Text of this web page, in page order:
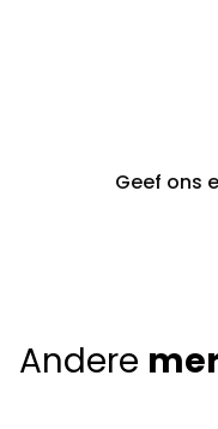
Geef ons
Andere